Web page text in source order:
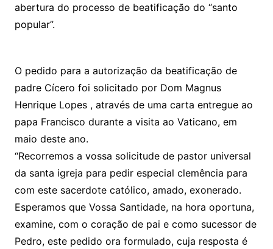
abertura do processo de beatificação do “santo
popular”.
O pedido para a autorização da beatificação de
padre Cícero foi solicitado por Dom Magnus
Henrique Lopes , através de uma carta entregue ao
papa Francisco durante a visita ao Vaticano, em
maio deste ano.
“Recorremos a vossa solicitude de pastor universal
da santa igreja para pedir especial clemência para
com este sacerdote católico, amado, exonerado.
Esperamos que Vossa Santidade, na hora oportuna,
examine, com o coração de pai e como sucessor de
Pedro, este pedido ora formulado, cuja resposta é